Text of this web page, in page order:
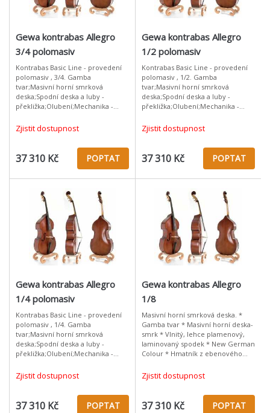
Gewa kontrabas Allegro
3/4 polomasiv
Kontrabas Basic Line - provedení
polomasiv , 3/4. Gamba
tvar;Masivní horní smrková
deska;Spodní deska a luby -
překližka;Olubení;Mechanika -
ebenového dřeva;Zlato/hnědé
lakování;Dohotoveno
Zjistit dostupnost
37 310 Kč POPTAT
Gewa kontrabas Allegro
1/2 polomasiv
Kontrabas Basic Line - provedení
polomasiv , 1/2. Gamba
tvar;Masivní horní smrková
deska;Spodní deska a luby -
překližka;Olubení;Mechanika -
ebenového dřeva;Zlato/hnědé
lakování;Dohotoveno
Zjistit dostupnost
37 310 Kč POPTAT
Gewa kontrabas Allegro
1/4 polomasiv
Kontrabas Basic Line - provedení
polomasiv , 1/4. Gamba
tvar;Masivní horní smrková
deska;Spodní deska a luby -
překližka;Olubení;Mechanika -
ebenového dřeva;Zlato/hnědé
lakování;Dohotoveno
Zjistit dostupnost
37 310 Kč POPTAT
Gewa kontrabas Allegro
1/8
Masivní horní smrková deska. *
Gamba tvar * Masivní horní deska-
smrk * Vlnitý, lehce plamenový,
laminovaný spodek * New German
Colour * Hmatník z ebenového
začátečníky od německého výrobc
Zjistit dostupnost
37 310 Kč POPTAT